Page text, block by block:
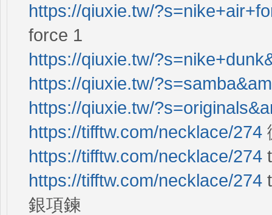
https://qiuxie.tw/
force 1
https://qiuxie.tw/
https://qiuxie.tw/
https://qiuxie.tw/
https://tifftw.com/necklace/274
https://tifftw.com/necklace/274
https://tifftw.com/necklace/274
銀項鍊